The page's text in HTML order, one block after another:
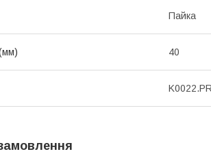
Пайка
40